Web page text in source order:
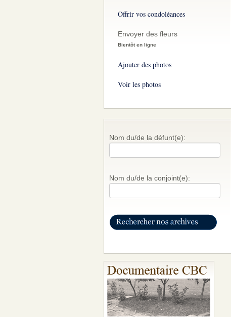
Offrir vos condoléances
Envoyer des fleurs
Bientôt en ligne
Ajouter des photos
Voir les photos
Nom du/de la défunt(e):
Nom du/de la conjoint(e):